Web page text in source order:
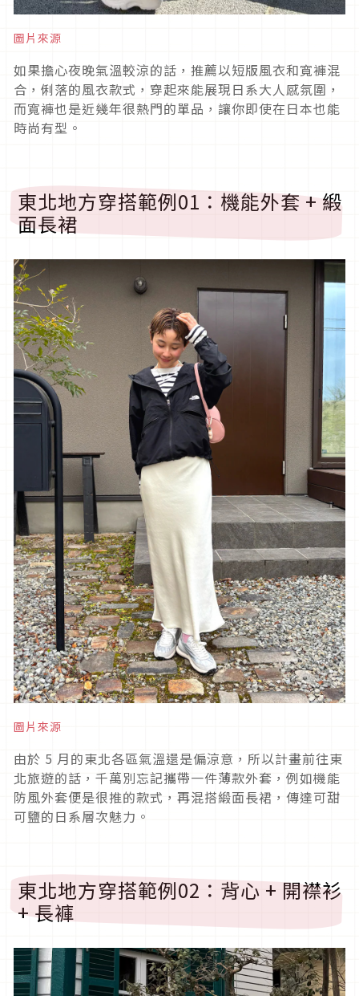
圖片來源
如果擔心夜晚氣溫較涼的話，推薦以短版風衣和寬褲混
合，俐落的風衣款式，穿起來能展現日系大人感氛圍，
而寬褲也是近幾年很熱門的單品，讓你即使在日本也能
時尚有型。
東北地方穿搭範例01 ：機能外套+緞
面長裙
圖片來源
由於 5 月的東北各區氣溫還是偏涼意，所以計畫前往東
北旅遊的話，千萬別忘記攜帶一件薄款外套，例如機能
防風外套便是很推的款式，再混搭緞面長裙，傳達可甜
可鹽的日系層次魅力。
東北地方穿搭範例02 ：背心+開襟衫
+長褲